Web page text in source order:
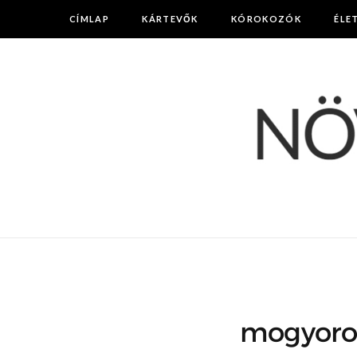
CÍMLAP KÁRTEVŐK KÓROKOZÓK